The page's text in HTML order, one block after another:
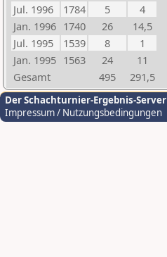
Jul. 1996
1784 5
4
Jan. 1996 1740 26
14,5
Jul. 1995
1539 8
1
Jan. 1995 1563 24
11
Gesamt
495 291,5
Der Schachturnier-Ergebnis-Server
Impressum / Nutzungsbedingungen